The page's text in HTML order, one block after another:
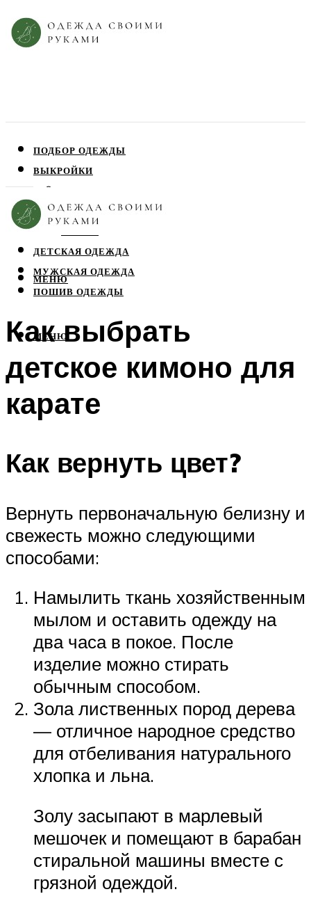
ПОДБОР ОДЕЖДЫ
ВЫКРОЙКИ
ЮБКИ
ДЕТСКАЯ ОДЕЖДА
МУЖСКАЯ ОДЕЖДА
ПОШИВ ОДЕЖДЫ
МЕНЮ
МЕНЮ
Как выбрать
детское кимоно для
карате
Как вернуть цвет?
Вернуть первоначальную белизну и
свежесть можно следующими
способами:
Намылить ткань хозяйственным
мылом и оставить одежду на
два часа в покое. После
изделие можно стирать
обычным способом.
Зола лиственных пород дерева
— отличное народное средство
для отбеливания натурального
хлопка и льна.
Золу засыпают в марлевый
мешочек и помещают в барабан
стиральной машины вместе с
грязной одеждой.